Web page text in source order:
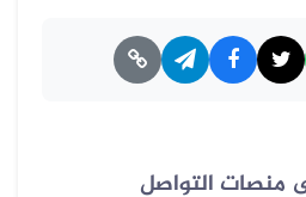
منصات التواصل